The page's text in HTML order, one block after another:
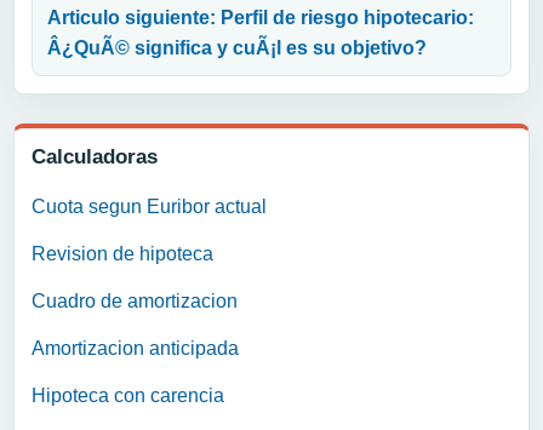
Calculadoras
Cuota segun Euribor actual
Revision de hipoteca
Cuadro de amortizacion
Amortizacion anticipada
Hipoteca con carencia
Articulo siguiente: Perfil de riesgo hipotecario:
Â¿QuÃ© significa y cuÃ¡l es su objetivo?